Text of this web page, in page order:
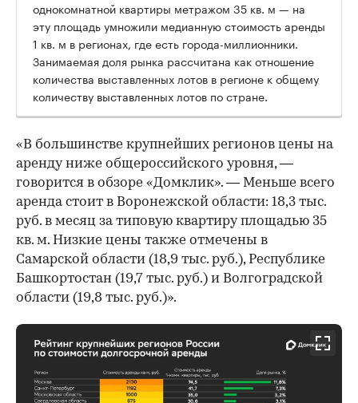
однокомнатной квартиры метражом 35 кв. м — на
эту площадь умножили медианную стоимость аренды
1 кв. м в регионах, где есть города-миллионники.
Занимаемая доля рынка рассчитана как отношение
количества выставленных лотов в регионе к общему
количеству выставленных лотов по стране.
«В большинстве крупнейших регионов цены на
аренду ниже общероссийского уровня, —
говорится в обзоре «Домклик». — Меньше всего
аренда стоит в Воронежской области: 18,3 тыс.
руб. в месяц за типовую квартиру площадью 35
кв. м. Низкие цены также отмечены в
Самарской области (18,9 тыс. руб.), Республике
Башкортостан (19,7 тыс. руб.) и Волгоградской
области (19,8 тыс. руб.)».